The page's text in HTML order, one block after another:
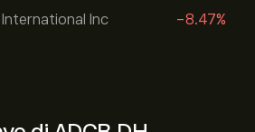
International Inc
-8.47%